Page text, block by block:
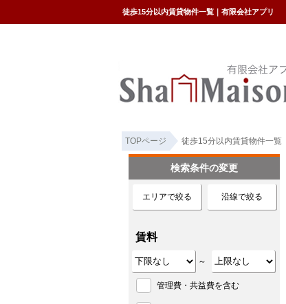
徒歩15分以内賃貸物件一覧｜有限会社アプリ
TOPページ 徒歩15分以内賃貸物件一覧
検索条件の変更
エリアで絞る 沿線で絞る
賃料
～
管理費・共益費を含む